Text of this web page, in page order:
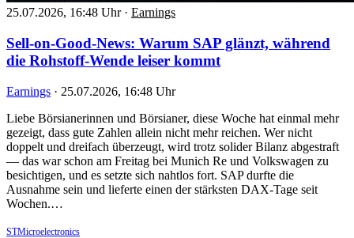
25.07.2026, 16:48 Uhr · Earnings
Sell-on-Good-News: Warum SAP glänzt, während
die Rohstoff-Wende leiser kommt
Earnings · 25.07.2026, 16:48 Uhr
Liebe Börsianerinnen und Börsianer, diese Woche hat einmal mehr
gezeigt, dass gute Zahlen allein nicht mehr reichen. Wer nicht
doppelt und dreifach überzeugt, wird trotz solider Bilanz abgestraft
— das war schon am Freitag bei Munich Re und Volkswagen zu
besichtigen, und es setzte sich nahtlos fort. SAP durfte die
Ausnahme sein und lieferte einen der stärksten DAX-Tage seit
Wochen.…
STMicroelectronics